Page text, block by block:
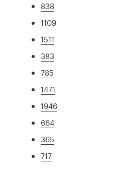
838
1109
1511
383
785
1471
1946
664
365
717